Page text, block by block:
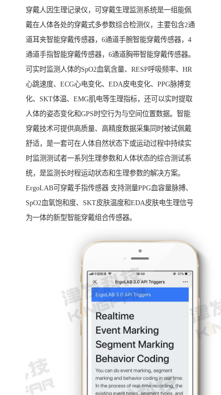
穿戴人因生理记录仪，可穿戴生理监测系统是一组能佩
戴在人体各处的穿戴式多参数综合检测仪，主要包含2通
道耳夹智能穿戴传感器，6通道手腕智能穿戴传感器，4
通道手指智能穿戴传感器，6通道胸带智能穿戴传感器。
可实时监测人体的SpO2血氧含量、RESP呼吸频率、HR
心跳速度、ECG心电变化、EDA皮电变化、PPG脉搏变
化、SKT体温、EMG肌电等生理指标，还可以实时提取
人体的姿态变化和GPS时空行为与空间位置数据。智能
穿戴技术可提供高质量、高精度数据采集同时被试佩戴
舒适，是一套可在人体自然状态下或运动过程中持续实
时监测测试者一系列生理参数和人体状态的综合测试系
统，是监测长时程运动状态和生理参数的解决方案。
ErgoLAB可穿戴手指传感器 支持测量PPG血容量脉搏、
SpO2血氧饱和度、SKT皮肤温度和EDA皮肤电生理信号
为一体的新型智能穿戴组合传感器。